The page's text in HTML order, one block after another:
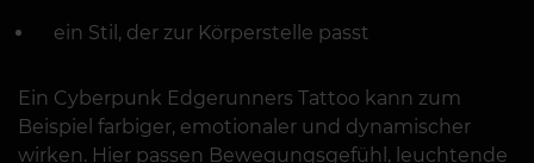
ein Stil, der zur Körperstelle passt
Ein Cyberpunk Edgerunners Tattoo kann zum
Beispiel farbiger, emotionaler und dynamischer
wirken. Hier passen Bewegungsgefühl, leuchtende